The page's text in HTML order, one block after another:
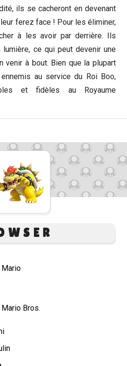
ils se cacheront en devenant
ferez face ! Pour les éliminer,
à les avoir par derrière. Ils
lumière, ce qui peut devenir une
venir à bout. Bien que la plupart
au service du Roi Boo,
et fidèles au Royaume
Mario
Bros.